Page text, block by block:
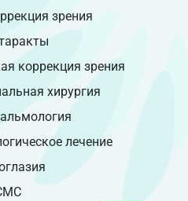
зрения
коррекция зрения
хирургия
лечение